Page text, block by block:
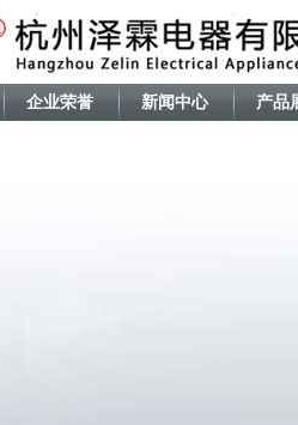
企业荣誉 新闻中心 产品